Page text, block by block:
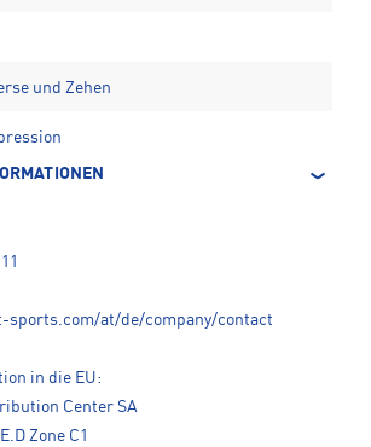
und Zehen
sports.com/at/de/company/contact
in die EU:
Center SA
Zone C1